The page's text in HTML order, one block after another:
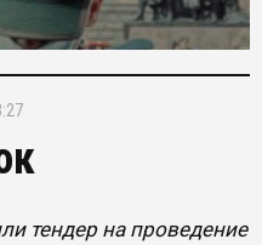
тендер на проведение